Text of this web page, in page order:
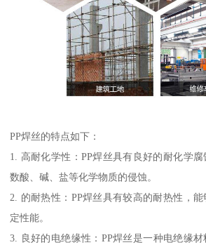
PP焊丝的特点如下：
1. 高耐化学性：PP焊丝具有良好的耐化学
数酸、碱、盐等化学物质的侵蚀。
2. 的耐热性：PP焊丝具有较高的耐热性，
定性能。
3. 良好的电绝缘性：PP焊丝是一种电绝缘